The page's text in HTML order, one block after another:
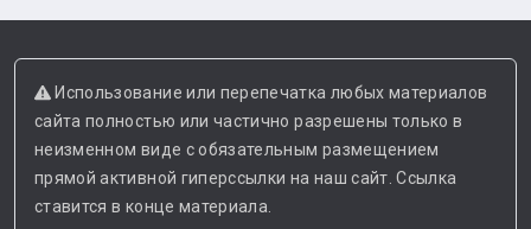
Использование или перепечатка любых материалов
сайта полностью или частично разрешены только в
неизменном виде с обязательным размещением
прямой активной гиперссылки на наш сайт. Ссылка
ставится в конце материала.